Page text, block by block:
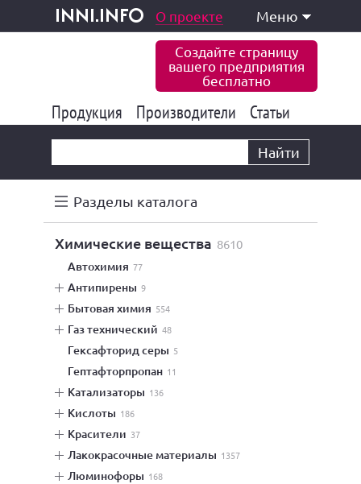
inni.info
и услуги О проекте Меню
Создайте страницу
вашего предприятия
бесплатно
Продукция 177 847
Производители 6 777
Статьи
Найти
Разделы каталога
химические вещества 8610
автохимия 77
антипирены 9
бытовая химия 554
газ технический 48
гексафторид серы 5
гептафторпропан 11
катализаторы 136
кислоты 186
красители 37
лакокрасочные материалы 1357
люминофоры 168